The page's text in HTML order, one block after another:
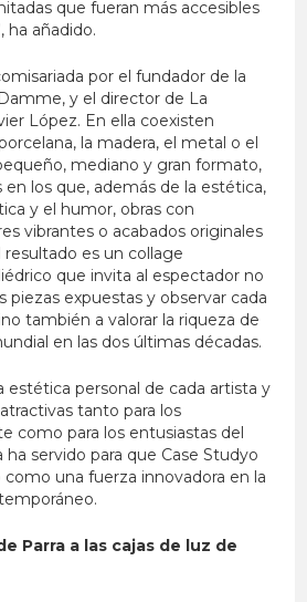
que fueran más accesibles
ha añadido.
por el fundador de la
y el director de La
López. En ella coexisten
la madera, el metal o el
mediano y gran formato,
los que, además de la estética,
y el humor, obras con
vibrantes o acabados originales
es un collage
que invita al espectador no
piezas expuestas y observar cada
también a valorar la riqueza de
en las dos últimas décadas.
estética personal de cada artista y
tanto para los
como para los entusiastas del
servido para que Case Studyo
como una fuerza innovadora en la
Parra a las cajas de luz de